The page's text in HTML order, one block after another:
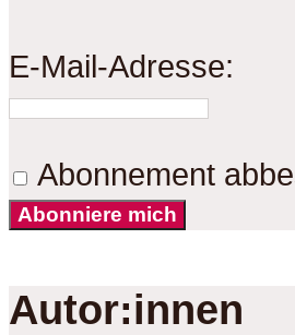
E-Mail-Adresse:
Abonnement
Abonniere mich
Autor:innen